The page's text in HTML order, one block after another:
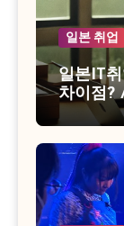
일본 취업
일본IT
차이점?